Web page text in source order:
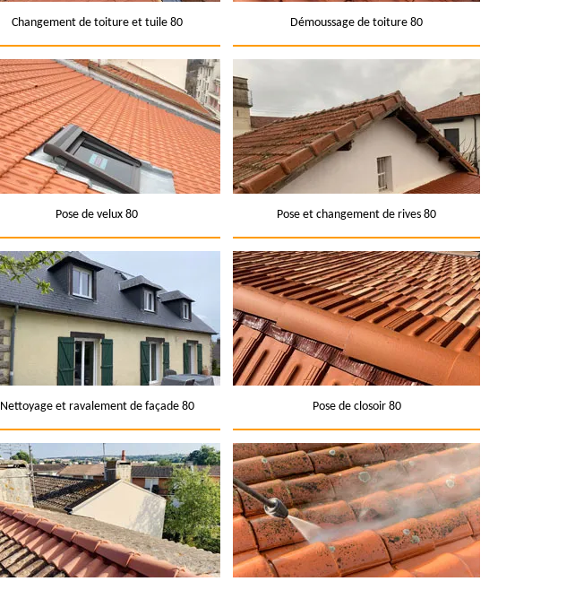
Changement de toiture et tuile 80 Démoussage de toiture 80
Pose de velux 80 Pose et changement de rives 80
Nettoyage et ravalement de façade 80 Pose de closoir 80